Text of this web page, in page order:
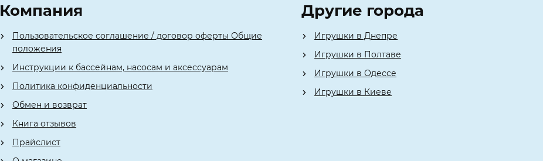
Компания
Пользовательское соглашение / договор оферты Общие
положения
Инструкции к бассейнам, насосам и аксессуарам
Политика конфиденциальности
Обмен и возврат
Книга отзывов
Прайслист
Другие города
Игрушки в Днепре
Игрушки в Полтаве
Игрушки в Одессе
Игрушки в Киеве